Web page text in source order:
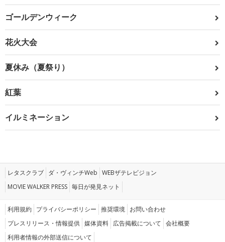
ゴールデンウィーク
花火大会
夏休み（夏祭り）
紅葉
イルミネーション
レタスクラブ ダ・ヴィンチWeb WEBザテレビジョン
MOVIE WALKER PRESS 毎日が発見ネット
利用規約 プライバシーポリシー 推奨環境 お問い合わせ
プレスリリース・情報提供 媒体資料 広告掲載について 会社概要
利用者情報の外部送信について